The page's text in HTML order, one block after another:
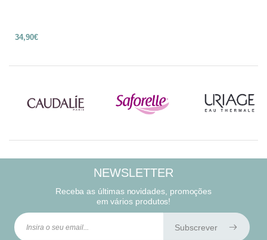
34,90€
NEWSLETTER
Receba as últimas novidades, promoções
em vários produtos!
Subscrever